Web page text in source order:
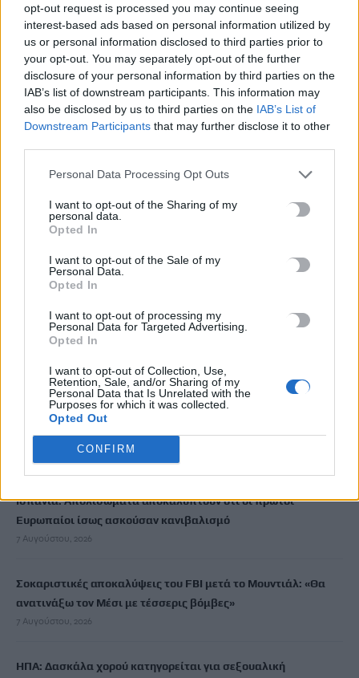
opt-out request is processed you may continue seeing
interest-based ads based on personal information utilized by
us or personal information disclosed to third parties prior to
your opt-out. You may separately opt-out of the further
disclosure of your personal information by third parties on the
IAB’s list of downstream participants. This information may
also be disclosed by us to third parties on the IAB’s List of
Downstream Participants that may further disclose it to other
Personal Data Processing Opt Outs
I want to opt-out of the Sharing of my
personal data.
Opted In
I want to opt-out of the Sale of my
Personal Data.
Opted In
I want to opt-out of processing my
Personal Data for Targeted Advertising.
Opted In
I want to opt-out of Collection, Use,
Retention, Sale, and/or Sharing of my
Personal Data that Is Unrelated with the
Purposes for which it was collected.
Opted Out
CONFIRM
Νέα γεώτρηση ύδρευσης στην Τύλισο
Παρουσία του Δημάρχου Μαλεβιζίου Μενέλαου Μποκεα,
υπεγράφη σήμερα, στα γραφεία της Δημοτικής Επιχείρησης
Ύδρευσης και Αποχέτευσης Μαλεβιζίου (Δ.Ε.Υ.Α.Μ.),…
Newsroom 5 Νοεμβρίου, 2025
ΡΟΗ ΕΙΔΗΣΕΩΝ
καθημερινά
7 Αυγούστου, 2026
Σε εξέλιξη οι δηλώσεις Πόθεν Έσχες – Αναλυτικά η
διαδικασία
7 Αυγούστου, 2026
7 Αυγούστου, 2026
Ξεκινούν οι ετήσιες Καλοκαιρινές Εκθέσεις του Φεστιβάλ
Κινηματογράφου Χανίων
7 Αυγούστου, 2026
Ισπανία: Απολιθώματα αποκαλύπτουν ότι οι πρώτοι
Ευρωπαίοι ίσως ασκούσαν κανιβαλισμό
7 Αυγούστου, 2026
Σοκαριστικές αποκαλύψεις του FBI μετά το Μουντιάλ: «Θα
ανατινάξω τον Μέσι με τέσσερις βόμβες»
7 Αυγούστου, 2026
ΗΠΑ: Δασκάλα χορού κατηγορείται για σεξουαλική